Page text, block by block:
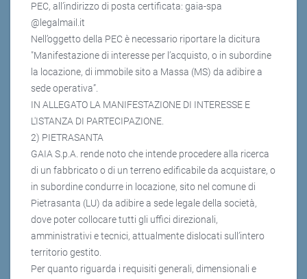
PEC, all’indirizzo di posta certificata: gaia-spa
@legalmail.it
Nell’oggetto della PEC è necessario riportare la dicitura
"Manifestazione di interesse per l’acquisto, o in subordine
la locazione, di immobile sito a Massa (MS) da adibire a
sede operativa”.
IN ALLEGATO LA MANIFESTAZIONE DI INTERESSE E
L'ISTANZA DI PARTECIPAZIONE.
2) PIETRASANTA
GAIA S.p.A. rende noto che intende procedere alla ricerca
di un fabbricato o di un terreno edificabile da acquistare, o
in subordine condurre in locazione, sito nel comune di
Pietrasanta (LU) da adibire a sede legale della società,
dove poter collocare tutti gli uffici direzionali,
amministrativi e tecnici, attualmente dislocati sull’intero
territorio gestito.
Per quanto riguarda i requisiti generali, dimensionali e